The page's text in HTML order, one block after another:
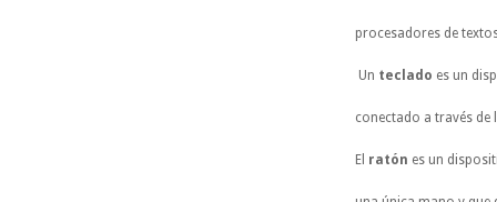
procesadores de
Un teclado es un
conectado a través de
El ratón es un